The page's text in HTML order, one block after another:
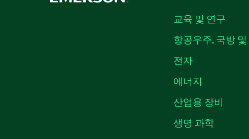
교육 및 연구
항공우주, 국방
전자
에너지
산업용 장비
생명 과학